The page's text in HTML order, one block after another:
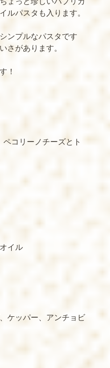
ルパスタも入ります。
ンプルなパスタです
さがあります。
！
コリーノチーズとト
イル
ケッパー、アンチョビ